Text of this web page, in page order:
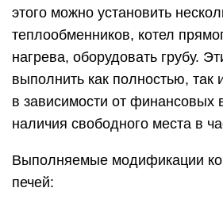
этого можно установить
теплообменников, котел
нагрева, оборудовать грубу.
выполнить как полностью, так
в зависимости от финансовых
наличия свободного места в
Выполняемые модификации
печей: